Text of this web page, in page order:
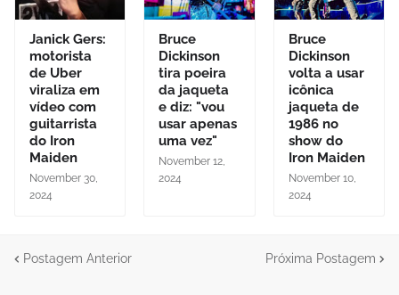
Janick Gers:
motorista
de Uber
viraliza em
vídeo com
guitarrista
do Iron
Maiden
November 30,
2024
Bruce
Dickinson
tira poeira
da jaqueta
e diz: "vou
usar apenas
uma vez"
November 12,
2024
Bruce
Dickinson
volta a usar
icônica
jaqueta de
1986 no
show do
Iron Maiden
November 10,
2024
Postagem Anterior Próxima Postagem